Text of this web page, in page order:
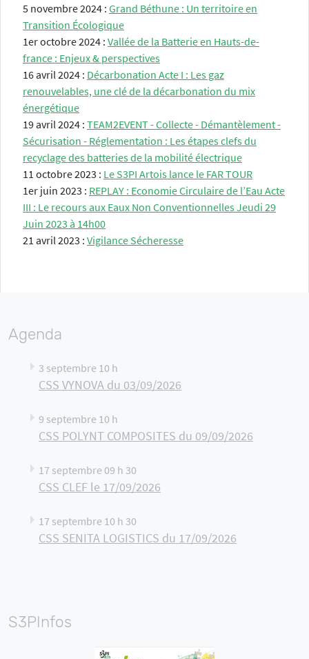
5 novembre 2024 : Grand Béthune : Un territoire en
Transition Écologique
1er octobre 2024 : Vallée de la Batterie en Hauts-de-
france : Enjeux & perspectives
16 avril 2024 : Décarbonation Acte I : Les gaz
renouvelables, une clé de la décarbonation du mix
énergétique
19 avril 2024 : TEAM2EVENT - Collecte - Démantèlement -
Sécurisation - Réglementation : Les étapes clefs du
recyclage des batteries de la mobilité électrique
11 octobre 2023 : Le S3PI Artois lance le FAR TOUR
1er juin 2023 : REPLAY : Economie Circulaire de l’Eau Acte
III : Le recours aux Eaux Non Conventionnelles Jeudi 29
Juin 2023 à 14h00
21 avril 2023 : Vigilance Sécheresse
Agenda
3 septembre 10 h
CSS VYNOVA du 03/09/2026
9 septembre 10 h
CSS POLYNT COMPOSITES du 09/09/2026
17 septembre 09 h 30
CSS CLEF le 17/09/2026
17 septembre 10 h 30
CSS SENITA LOGISTICS du 17/09/2026
S3PInfos